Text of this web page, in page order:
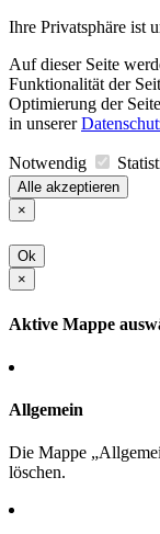
Ihre Privatsphäre ist
Auf dieser Seite
Funktionalität der
Optimierung der
in unserer
Notwendig
Alle akzeptieren
×
Ok
×
Aktive Mappe
Allgemein
Die Mappe
löschen.